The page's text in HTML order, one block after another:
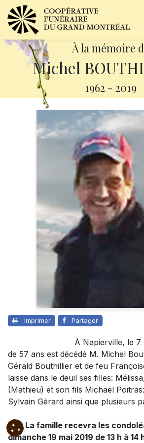
À la mémoire
Michel
1962 - 2019
Imprimer Partager
À Napierville, le 7 mai
de 57 ans est décédé M. Michel
Gérald Bouthillier et de feu
laisse dans le deuil ses filles:
(Mathieu) et son fils Michaël
Sylvain Gérard ainsi que plusieurs
La famille recevra les
dimanche 19 mai 2019 de 13 h à